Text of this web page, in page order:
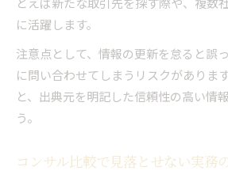
に活躍します。
注意点として、情報の更新を怠ると誤
に問い合わせてしまうリスクがありま
と、出典元を明記した信頼性の高い情
う。
コンサル比較で見落とせない実務